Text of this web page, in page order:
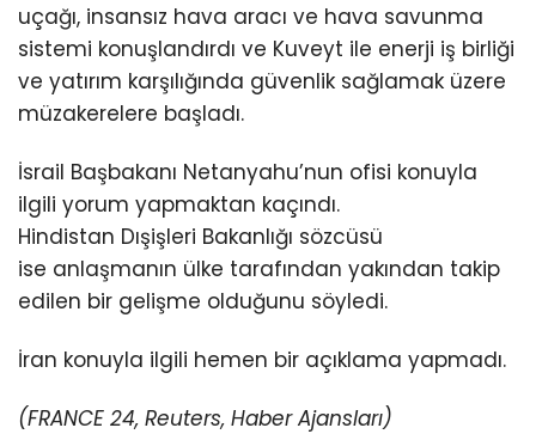
uçağı, insansız hava aracı ve hava savunma
sistemi konuşlandırdı ve Kuveyt ile enerji iş birliği
ve yatırım karşılığında güvenlik sağlamak üzere
müzakerelere başladı.
İsrail Başbakanı Netanyahu’nun ofisi konuyla
ilgili yorum yapmaktan kaçındı.
Hindistan Dışişleri Bakanlığı sözcüsü
ise anlaşmanın ülke tarafından yakından takip
edilen bir gelişme olduğunu söyledi.
İran konuyla ilgili hemen bir açıklama yapmadı.
(FRANCE 24, Reuters, Haber Ajansları)